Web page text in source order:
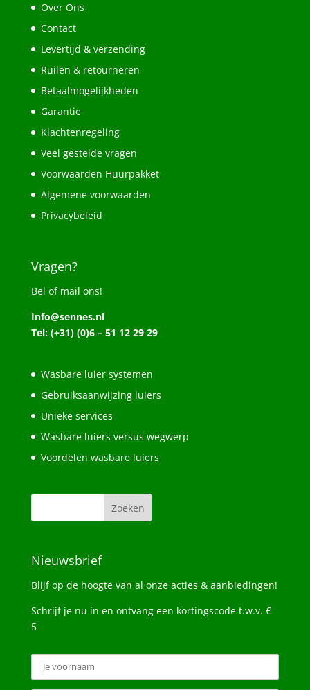
Over Ons
Contact
Levertijd & verzending
Ruilen & retourneren
Betaalmogelijkheden
Garantie
Klachtenregeling
Veel gestelde vragen
Voorwaarden Huurpakket
Algemene voorwaarden
Privacybeleid
Vragen?
Bel of mail ons!
Info@sennes.nl
Tel: (+31) (0)6 – 51 12 29 29
Wasbare luier systemen
Gebruiksaanwijzing luiers
Unieke services
Wasbare luiers versus wegwerp
Voordelen wasbare luiers
Nieuwsbrief
Blijf op de hoogte van al onze acties & aanbiedingen!
Schrijf je nu in en ontvang een kortingscode t.w.v. €
5